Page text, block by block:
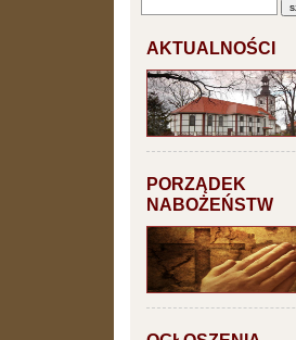
AKTUALNOŚCI
PORZĄDEK
NABOŻEŃSTW